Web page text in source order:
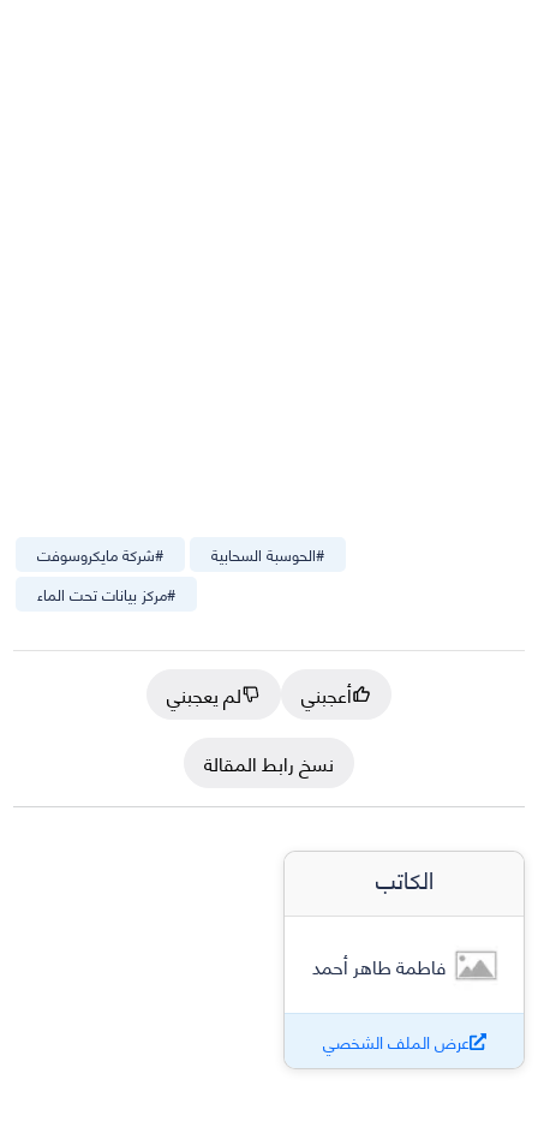
#شركة مايكروسوفت #الحوسبة السحابية
#مركز بيانات تحت الماء
أعجبني
لم يعجبني
نسخ رابط المقالة
الكاتب
فاطمة طاهر أحمد
عرض الملف الشخصي